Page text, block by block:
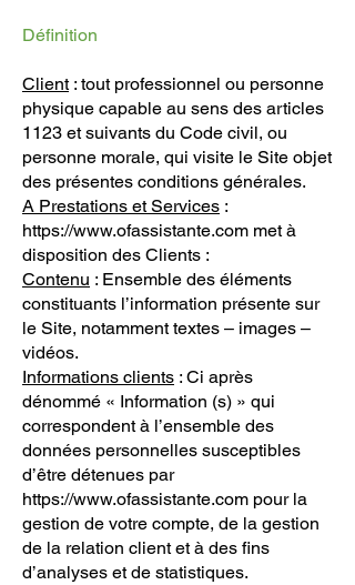
Définition
Client: tout professionnel ou personne
physique capable au sens des articles
1123 et suivants du Code civil, ou
personne morale, qui visite le Site objet
des présentes conditions générales.
A Prestations et Services :
https://www.ofassistante.com met à
disposition des Clients :
Contenu : Ensemble des éléments
constituants l’information présente sur
le Site, notamment textes – images –
vidéos.
Informations clients : Ci après
dénommé « Information (s) » qui
correspondent à l’ensemble des
données personnelles susceptibles
d’être détenues par
https://www.ofassistante.com pour la
gestion de votre compte, de la gestion
de la relation client et à des fins
d’analyses et de statistiques.